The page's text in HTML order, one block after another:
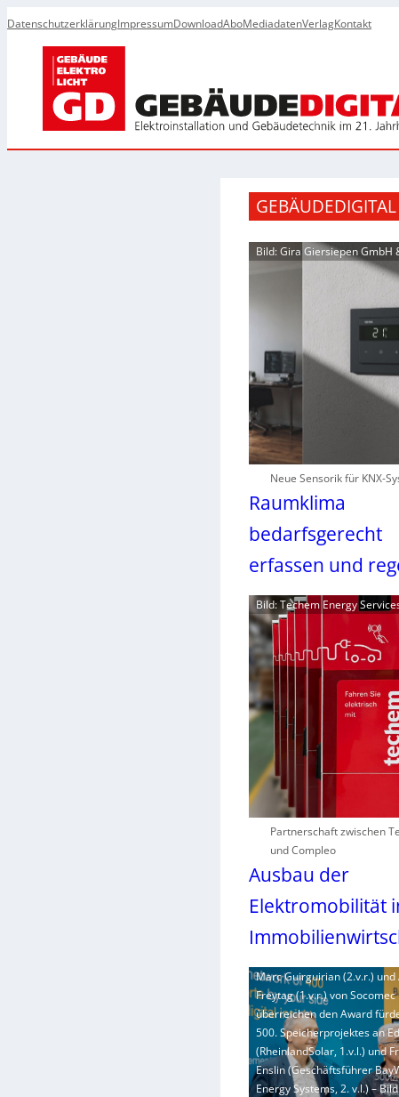
DatenschutzerklärungImpressumDownloadAboMediadatenVerlagKontakt
Bild: Gira Giersiepen GmbH
Neue Sensorik für KNX-
Raumklima
bedarfsgerecht
erfassen und
Bild: Techem Energy
Partnerschaft zwischen
und Compleo
Ausbau der
Elektromobilität
Marc Guirguirian (2.v.r.) und
Freytag (1.v.r.) von Socomec
überreichen den Award
500. Speicherprojektes an
(RheinlandSolar, 1.v.l.) und
Enslin (Geschäftsführer
Energy Systems, 2. v.l.) –